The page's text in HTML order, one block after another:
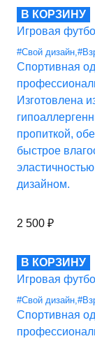
В КОРЗИНУ
Игровая
#Свой дизайн
Спортивная
Изготовлена
пропиткой,
быстрое
дизайном.
2 500 ₽
В КОРЗИНУ
Игровая
#Свой дизайн
Спортивная